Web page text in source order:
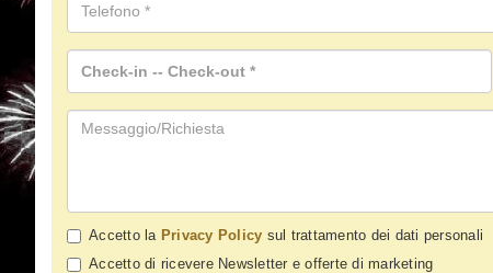
Accetto la Privacy Policy sul trattamento dei dati personali
Accetto di ricevere Newsletter e offerte di marketing